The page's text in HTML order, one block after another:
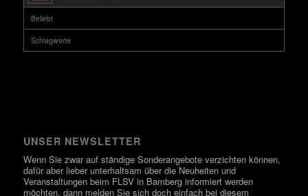
Beliebt
Schlagworte
UNSER NEWSLETTER
Wenn Sie zwar auf ständige Sonderangebote verzichten können,
dafür aber lieber unterhaltsam über die Neuheiten und
Veranstaltungen beim FLSV in Bamberg informiert werden
möchten, dann melden Sie sich doch einfach bei diesem